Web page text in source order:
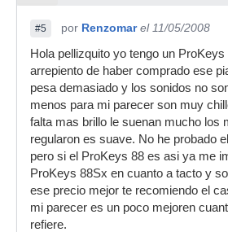
#5 por Renzomar el 11/05/2008
Hola pellizquito yo tengo un
arrepiento de haber comprado ese
pesa demasiado y los sonidos no
menos para mi parecer son muy
falta mas brillo le suenan mucho los
regularon es suave. No he probado
pero si el ProKeys 88 es asi ya me
ProKeys 88Sx en cuanto a tacto y
ese precio mejor te recomiendo el
mi parecer es un poco mejoren
refiere.